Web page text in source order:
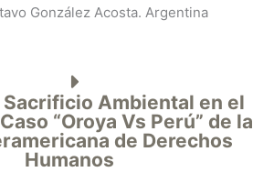
González Acosta. Argentina
Sacrificio Ambiental en el
“Oroya Vs Perú” de la
de Derechos
Humanos